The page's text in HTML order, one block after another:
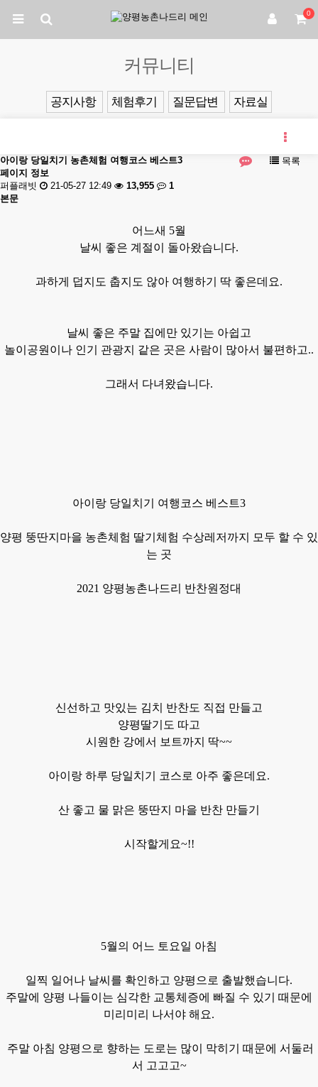
0
커뮤니티
공지사항 체험후기 질문답변 자료실
목록
아이랑 당일치기 농촌체험 여행코스 베스트3
페이지 정보
퍼플래빗
21-05-27 12:49 13,955
1
본문
어느새 5월
날씨 좋은 계절이 돌아왔습니다.
과하게 덥지도 춥지도 않아 여행하기 딱 좋은데요.
날씨 좋은 주말 집에만 있기는 아쉽고
놀이공원이나 인기 관광지 같은 곳은 사람이 많아서 불편하고..
그래서 다녀왔습니다.
아이랑 당일치기 여행코스 베스트3
양평 뚱딴지마을 농촌체험 딸기체험 수상레저까지
모두 할 수 있
는 곳
2021 양평농촌나드리 반찬원정대
신선하고 맛있는 김치 반찬도 직접 만들고
양평딸기도 따고
시원한 강에서 보트까지 딱~~
아이랑 하루 당일치기 코스로 아주 좋은데요.
산 좋고 물 맑은 뚱딴지 마을 반찬 만들기
시작할게요~!!
5월의 어느 토요일 아침
일찍 일어나 날씨를 확인하고 양평으로 출발했습니다.
주말에 양평 나들이는 심각한 교통체증에 빠질 수 있기 때문에
미리미리 나서야 해요.
주말 아침 양평으로 향하는 도로는 많이 막히기 때문에 서둘러
서 고고고~